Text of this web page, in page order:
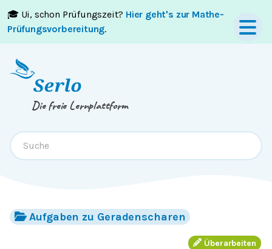
🎓 Ui, schon Prüfungszeit? Hier geht's zur Mathe-
Prüfungsvorbereitung.
Springe zumInhaltoderFooter
Die freie Lernplattform
Aufgaben zu Geradenscharen
Überarbeiten